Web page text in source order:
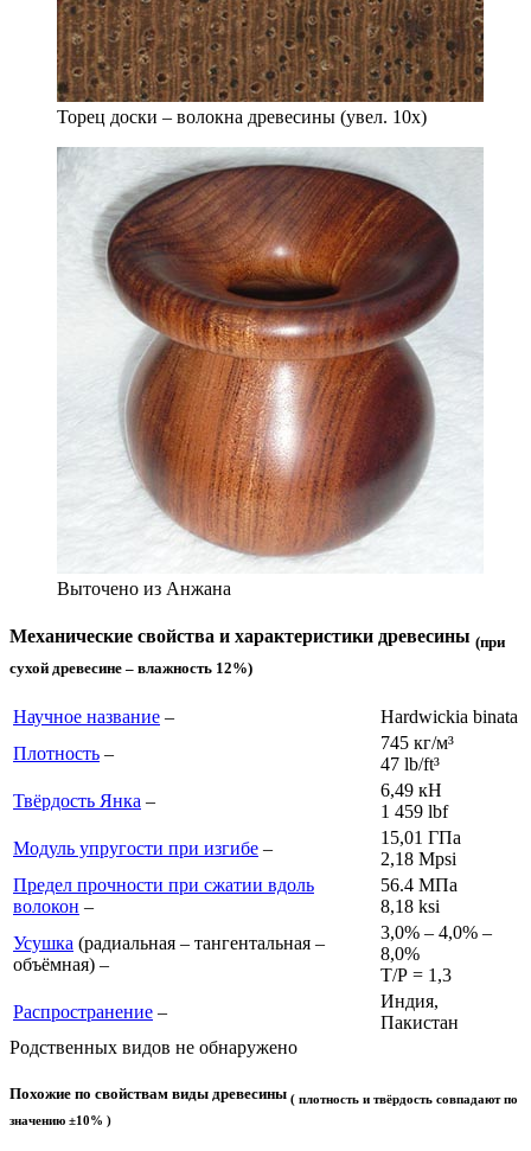
Торец доски – волокна древесины (увел. 10х)
Выточено из Анжана
Механические свойства и характеристики древесины (при
сухой древесине – влажность 12%)
Научное название –
Hardwickia binata
Плотность –
745 кг/м³
47 lb/ft³
Твёрдость Янка –
6,49 кН
1 459 lbf
Модуль упругости при изгибе –
15,01 ГПа
2,18 Mpsi
Предел прочности при сжатии вдоль
волокон –
56.4 МПа
8,18 ksi
Усушка (радиальная – тангентальная –
объёмная) –
3,0% – 4,0% –
8,0%
Т/Р = 1,3
Распространение –
Индия,
Пакистан
Родственных видов не обнаружено
Похожие по свойствам виды древесины ( плотность и твёрдость совпадают по
значению ±10% )